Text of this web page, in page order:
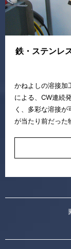
鉄・ステンレ
かねよしの溶接加
による、CW連続
く、多彩な溶接
が当たり前だった